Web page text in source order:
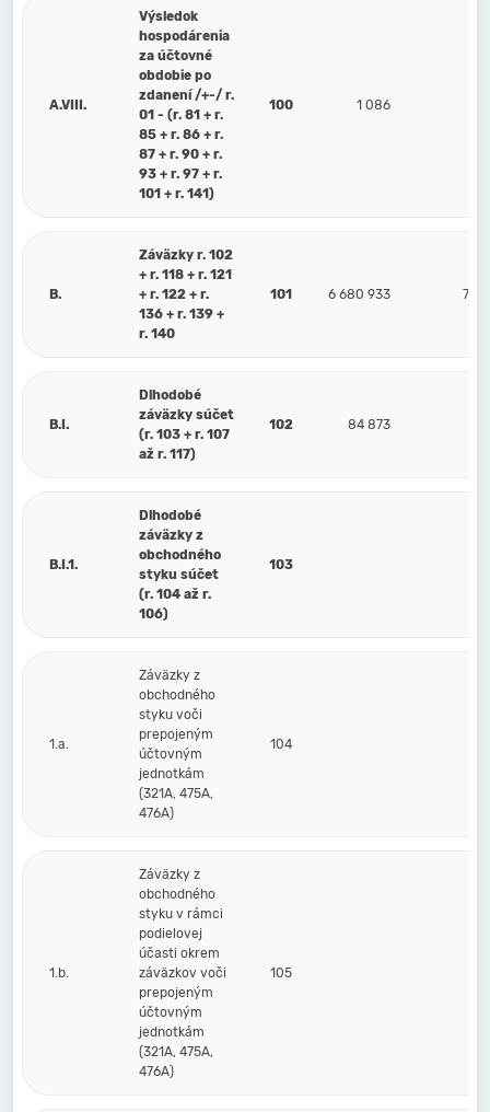
A.VIII.
Výsledok
hospodárenia
za účtovné
obdobie po
zdanení /+-/ r.
01 - (r. 81 + r.
85 + r. 86 + r.
87 + r. 90 + r.
93 + r. 97 + r.
101 + r. 141)
100 1 086
B.
Záväzky r. 102
+ r. 118 + r. 121
+ r. 122 + r.
136 + r. 139 +
r. 140
101 6 680 933 7
B.I.
Dlhodobé
záväzky súčet
(r. 103 + r. 107
až r. 117)
102 84 873
B.I.1.
Dlhodobé
záväzky z
obchodného
styku súčet
(r. 104 až r.
106)
103
1.a.
Záväzky z
obchodného
styku voči
prepojeným
účtovným
jednotkám
(321A, 475A,
476A)
104
1.b.
Záväzky z
obchodného
styku v rámci
podielovej
účasti okrem
záväzkov voči
prepojeným
účtovným
jednotkám
(321A, 475A,
476A)
105